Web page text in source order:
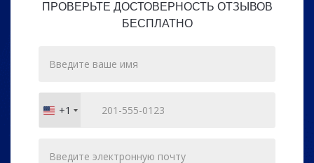
ПРОВЕРЬТЕ ДОСТОВЕРНОСТЬ ОТЗЫВОВ
БЕСПЛАТНО
United
States
+1